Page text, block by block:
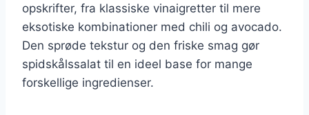
opskrifter, fra klassiske vinaigretter til mere
eksotiske kombinationer med chili og avocado.
Den sprøde tekstur og den friske smag gør
spidskålssalat til en ideel base for mange
forskellige ingredienser.